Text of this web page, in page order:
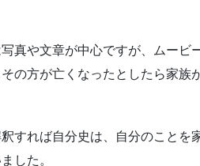
真や文章が中心ですが、ムービ
の方が亡くなったとしたら家
すれば自分史は、自分のことを
した。